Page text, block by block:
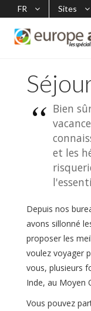
FR Sites
Bien
et les
Depuis nos
avons sillonné
proposer les
voulez voyager
vous, plusieurs
Inde, au Moyen
Vous pouvez